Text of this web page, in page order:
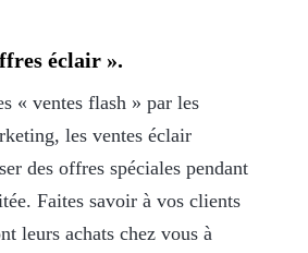
éclair ».
« ventes flash » par les
les ventes éclair
des offres spéciales pendant
Faites savoir à vos clients
leurs achats chez vous à